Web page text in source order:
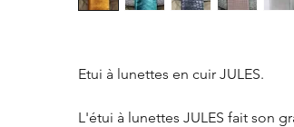
Etui à lunettes en cuir JULES.
L'étui à lunettes JULES fait son